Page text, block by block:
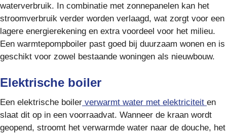
waterverbruik. In combinatie met zonnepanelen kan het
stroomverbruik verder worden verlaagd, wat zorgt voor een
lagere energierekening en extra voordeel voor het milieu.
Een warmtepompboiler past goed bij duurzaam wonen en is
geschikt voor zowel bestaande woningen als nieuwbouw.
Elektrische boiler
Een elektrische boiler verwarmt water met elektriciteit en
slaat dit op in een voorraadvat. Wanneer de kraan wordt
geopend, stroomt het verwarmde water naar de douche, het